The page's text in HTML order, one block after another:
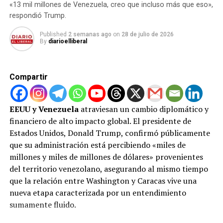
recopilados en el sitio:
El efectivo de Polifalcón abordó al adolescente
para exigirle que se retirara.
altercado en el que Ángel Gabriel habría golpeado
al oficial en la región occipital utilizando un objeto
contundente.
Ante esta acción, el funcionario desenfundó su
arma de reglamento y accionó el disparador contra
el joven.
Ángel Gabriel fue auxilado de emergencia por un
ciudadano particular que lo trasladó a toda velocidad
hasta el Hospital Doctor Lino Arévalo de Tucacas. Sin
embargo, a pesar de los esfuerzos médicos por salvarle
la vida, las graves complicaciones derivadas de la herida
«13 mil millones de Venezuela, creo que incluso más que eso»,
respondió Trump.
Published 2 semanas ago on 28 de julio de 2026
By diarioelliberal
Compartir
EEUU y Venezuelaatraviesan un cambio diplomático y
financiero de alto impacto global. El presidente de
Estados Unidos, Donald Trump, confirmó públicamente
que su administración está percibiendo «miles de
millones y miles de millones de dólares» provenientes
del territorio venezolano, asegurando al mismo tiempo
que la relación entre Washington y Caracas vive una
nueva etapa caracterizada por un entendimiento
sumamente fluido.